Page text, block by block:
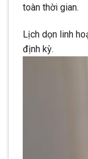
toàn thời gian.
Lịch dọn linh
định kỳ.